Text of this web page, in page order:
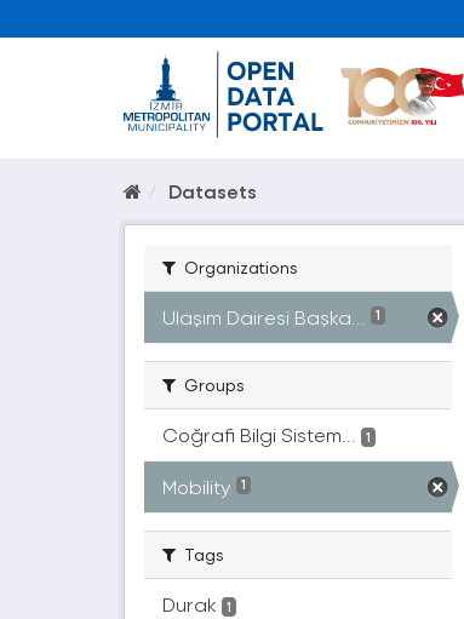
Datasets
Organizations
Ulaşım Dairesi Başka... 1
Groups
Coğrafi Bilgi Sistem... 1
Mobility 1
Tags
Durak 1